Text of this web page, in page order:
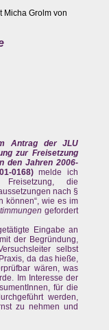
Micha Grolm von
Antrag der JLU
zur Freisetzung
den Jahren 2006-
0168)melde ich
die
nach §
können“, wie es im
gefordert
Eingabe an
der Begründung,
selbst
da das hieße,
wären, was
Im Interesse der
für die
werden,
zu nehmen und